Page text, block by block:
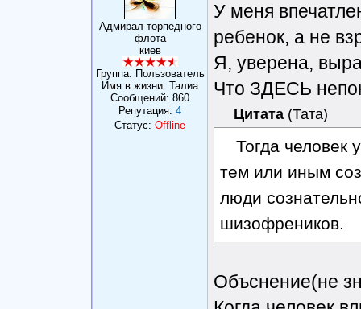
Адмирал торпедного
флота
киев
Группа: Пользователь
Имя в жизни: Талиа
Сообщений: 860
Репутация: 4
Статус: Offline
У меня
ребенок, а не
Я, уверена,
Что ЗДЕСЬ
Цитата (Тата)
Тогда человек
тем или иным
люди
шизофреников.
Объснение(не